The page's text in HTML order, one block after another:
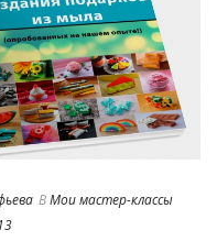
ВМои мастер-классы